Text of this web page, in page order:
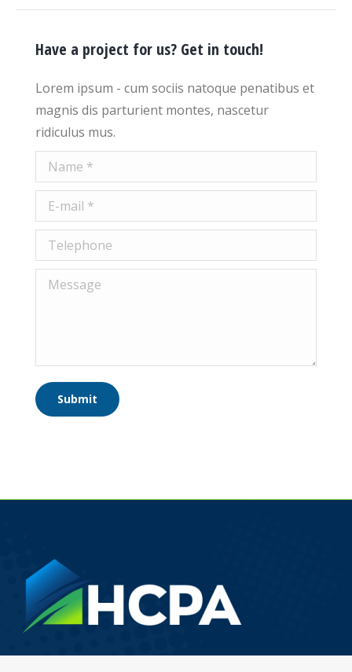
Have a project for us? Get in touch!
Lorem ipsum - cum sociis natoque penatibus et
magnis dis parturient montes, nascetur
ridiculus mus.
Name *
E-mail *
Telephone
Message
Submit